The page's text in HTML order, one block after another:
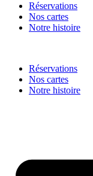
Réservations
Nos cartes
Notre histoire
Réservations
Nos cartes
Notre histoire